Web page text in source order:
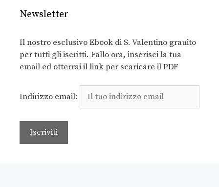
Newsletter
Il nostro esclusivo Ebook di S. Valentino grauito
per tutti gli iscritti. Fallo ora, inserisci la tua
email ed otterrai il link per scaricare il PDF
Indirizzo email: